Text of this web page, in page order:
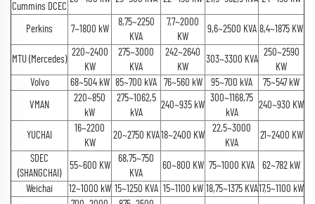
Cummins DCEC
Perkins 7~1800 kW
8,75~2250
KVA
7,7~2000
KW
9,6~2500 KVA 8,4~1875 KW
MTU (Mercedes)
220~2400
KW
275~3000
KVA
242~2640
KW
303~3300 KVA
250~2590
KW
Volvo
68~504 kW 85~700 kVA 76~560 kW 95~700 kVA 75~547 kW
VMAN
220~850
kW
275~1062,5
kVA
240~935 kW
300~1168,75
kVA
240~930 KW
YUCHAI
16~2200
KW
20~2750 KVA18~2400 KW
22,5~3000
KVA
21~2400 KW
SDEC
(SHANGCHAI)
55~600 KW
68,75~750
KVA
60~800 KW 75~1000 KVA 62~782 kW
Weichai 12~1000 kW 15~1250 KVA 15~1100 kW 18,75~1375 KVA17,5~1100 kW